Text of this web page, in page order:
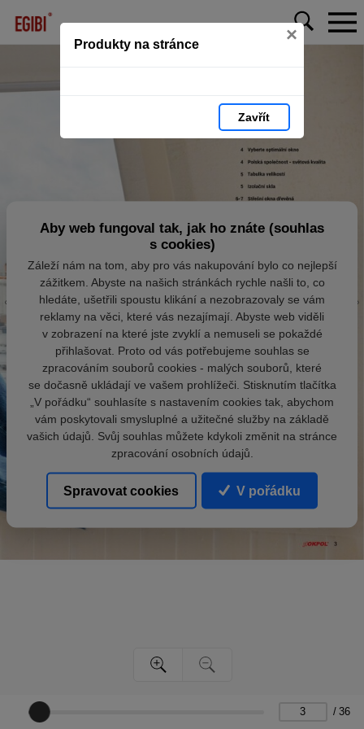
Produkty na stránce ×
Zavřít
/ 36
Aby web fungoval tak, jak ho znáte (souhlas
s cookies)
Záleží nám na tom, aby pro vás nakupování bylo co nejlepší
zážitkem. Abyste na našich stránkách rychle našli to, co
hledáte, ušetřili spoustu klikání a nezobrazovaly se vám
reklamy na věci, které vás nezajímají. Abyste web viděli
v zobrazení na které jste zvyklí a nemuseli se pokaždé
přihlašovat. Proto od vás potřebujeme souhlas se
zpracováním souborů cookies - malých souborů, které
se dočasně ukládají ve vašem prohlížeči. Stisknutím tlačítka
„V pořádku“ souhlasíte s nastavením cookies tak, abychom
vám poskytovali smysluplné a užitečné služby na základě
vašich údajů. Svůj souhlas můžete kdykoli změnit na stránce
zpracování osobních údajů.
Spravovat cookies V pořádku